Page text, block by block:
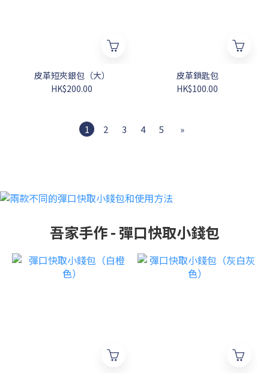
皮革短夾銀包（大）
HK$200.00
皮革鎖匙包
HK$100.00
1 2 3 4 5 »
吾家手作 - 彈口快取小錢包